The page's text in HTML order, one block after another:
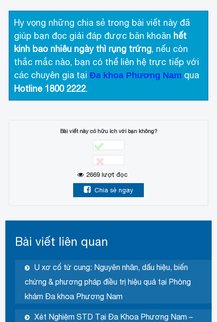
Hy vọng những chia sẻ trong bài viết này đã
giúp bạn đọc giải đáp được băn khoăn hết
kinh bao nhiêu ngày thì rụng trứng, nếu còn
thắc mắc nào, bạn có thể liên hệ trực tiếp với
các chuyên gia tạiĐa khoa Phương Nam qua
Hotline 1800 2222.
Bài viết này có hữu ích với bạn không?
2669 lượt đọc
Chia sẻ ngay
Bài viết liên quan
U xơ cổ tử cung: Nguyên nhân, dấu hiệu, biến
chứng & phương pháp điều trị hiệu quả tại Phòng
khám Đa khoa Phương Nam
Xét Nghiệm STD Tại Đa Khoa Phương Nam –